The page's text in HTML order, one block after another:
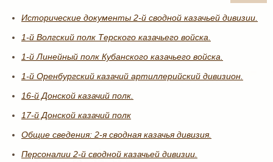
Исторические документы 2-й сводной казачьей дивизии.
1-й Волгский полк Терского казачьего войска.
1-й Линейный полк Кубанского казачьего войска.
1-й Оренбургский казачий артиллерийский дивизион.
16-й Донской казачий полк.
17-й Донской казачий полк
Общие сведения: 2-я сводная казачья дивизия.
Персоналии 2-й сводной казачьей дивизии.